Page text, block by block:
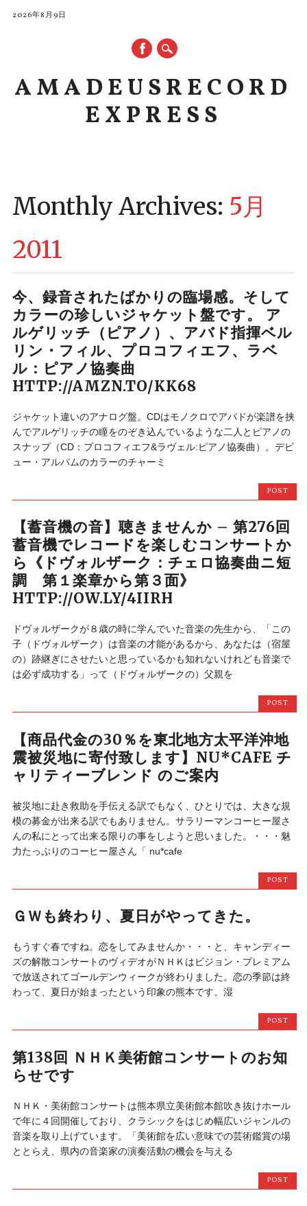
2026年8月9日
AMADEUSRECORD
EXPRESS
Monthly Archives: 5月
2011
今、録音されたばかりの臨場感。そして
カラーの珍しいジャケット盤です。 ア
ルゲリッチ（ピアノ）、アバド指揮ベル
リン・フィル、プロコフィエフ、ラベ
ル：ピアノ協奏曲
HTTP://AMZN.TO/KK68
ジャケット違いのアナログ盤。CDはモノクロでアバドが楽譜を挟
んでアルゲリッチの瞳をのぞき込んでいるような二人とピアノの
スナップ（CD：プロコフィエフ&ラヴェル:ピアノ協奏曲）。デビ
ュー・アルバムのカラーのチャーミ
POST
【蓄音機の音】聴きませんか – 第276回
蓄音機でレコードを楽しむコンサートか
ら《ドヴォルザーク：チェロ協奏曲ニ短
調 第１楽章から第３面》
HTTP://OW.LY/4IIRH
ドヴォルザークが８歳の時に学んでいた音楽の先生から、「この
子（ドヴォルザーク）は音楽の才能があるから、あなたは（宿屋
の）跡継ぎにさせたいと思っているかも知れないけれども音楽で
は必ず成功する」って（ドヴォルザークの）父親を
POST
【商品代金の30％を東北地方太平洋沖地
震被災地に寄付致します】NU*CAFE チ
ャリティーブレンド のご案内
被災地に赴き救助を手伝える訳でもなく、ひとりでは、大きな規
模の募金が出来る訳でもありません。サラリーマンコーヒー屋さ
んの私にとって出来る限りの事をしようと思いました。・・・魅
力たっぷりのコーヒー屋さん「 nu*cafe
POST
ＧＷも終わり、夏日がやってきた。
もうすぐ春ですね。恋をしてみませんか・・・と、キャンディー
ズの解散コンサートのヴィデオがＮＨＫはビジョン・プレミアム
で放送されてゴールデンウィークが終わりました。恋の季節は終
わって、夏日が始まったという印象の熊本です。湿
POST
第138回 ＮＨＫ美術館コンサートのお知
らせです
ＮＨＫ・美術館コンサートは熊本県立美術館本館吹き抜けホール
で年に４回開催しており、クラシックをはじめ幅広いジャンルの
音楽を取り上げています。「美術館を広い意味での芸術鑑賞の場
ととらえ、県内の音楽家の演奏活動の機会を与える
POST